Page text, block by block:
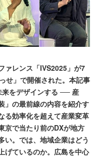
ァレンス「IVS2025」が7
せ」で開催された。本記事
来をデザインする ── 産
」の最前線の内容を紹介す
る効率化を超えて産業変革
京で当たり前のDXが地方
い。では、地域企業はどう
げているのか。広島を中心